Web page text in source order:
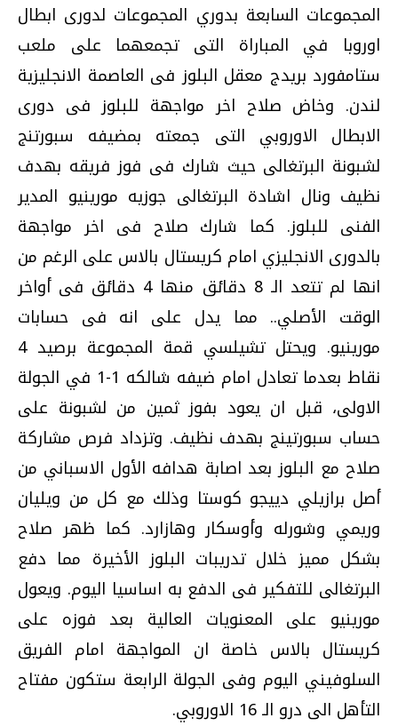
المجموعات السابعة بدوري المجموعات لدورى ابطال
اوروبا في المباراة التى تجمعهما على ملعب
ستامفورد بريدج معقل البلوز فى العاصمة الانجليزية
لندن. وخاض صلاح اخر مواجهة للبلوز فى دورى
الابطال الاوروبي التى جمعته بمضيفه سبورتنج
لشبونة البرتغالى حيث شارك فى فوز فريقه بهدف
نظيف ونال اشادة البرتغالى جوزيه مورينيو المدير
الفنى للبلوز. كما شارك صلاح فى اخر مواجهة
بالدورى الانجليزي امام كريستال بالاس على الرغم من
انها لم تتعد الـ 8 دقائق منها 4 دقائق فى أواخر
الوقت الأصلي.. مما يدل على انه فى حسابات
مورينيو. ويحتل تشيلسي قمة المجموعة برصيد 4
نقاط بعدما تعادل امام ضيفه شالكه 1-1 في الجولة
الاولى، قبل ان يعود بفوز ثمين من لشبونة على
حساب سبورتينج بهدف نظيف. وتزداد فرص مشاركة
صلاح مع البلوز بعد اصابة هدافه الأول الاسباني من
أصل برازيلي دييجو كوستا وذلك مع كل من ويليان
وريمي وشورله وأوسكار وهازارد. كما ظهر صلاح
بشكل مميز خلال تدريبات البلوز الأخيرة مما دفع
البرتغالى للتفكير فى الدفع به اساسيا اليوم. ويعول
مورينيو على المعنويات العالية بعد فوزه على
كريستال بالاس خاصة ان المواجهة امام الفريق
السلوفيني اليوم وفى الجولة الرابعة ستكون مفتاح
التأهل الى درو الـ 16 الاوروبي.